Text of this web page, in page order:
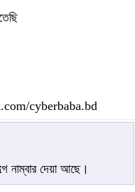
cyberbaba.bd
নাম্বার দেয়া আছে।